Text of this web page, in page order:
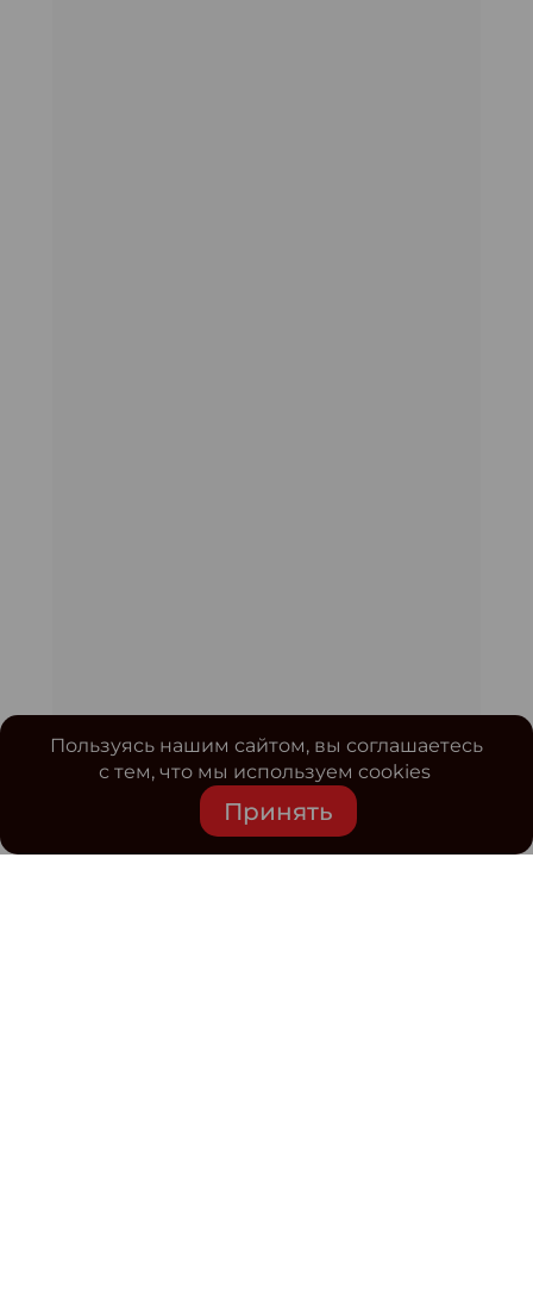
Пользуясь нашим сайтом, вы соглашаетесь
с тем, что мы используем cookies
Принять